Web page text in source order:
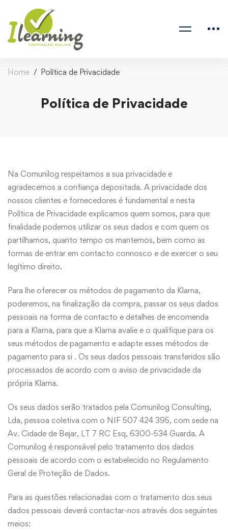
Home Política de Privacidade
Política de Privacidade
Na Comunilog respeitamos a sua privacidade e
agradecemos a confiança depositada. A privacidade dos
nossos clientes e fornecedores é fundamental e nesta
Política de Privacidade explicamos quem somos, para que
finalidade podemos utilizar os seus dados e com quem os
partilhamos, quanto tempo os mantemos, bem como as
formas de entrar em contacto connosco e de exercer o seu
legítimo direito.
Para lhe oferecer os métodos de pagamento da Klarna,
poderemos, na finalização da compra, passar os seus dados
pessoais na forma de contacto e detalhes de encomenda
para a Klarna, para que a Klarna avalie e o qualifique para os
seus métodos de pagamento e adapte esses métodos de
pagamento para si . Os seus dados pessoais transferidos são
processados ​​de acordo com o aviso de privacidade da
própria Klarna.
Os seus dados serão tratados pela Comunilog Consulting,
Lda, pessoa coletiva com o NIF 507 424 395, com sede na
Av. Cidade de Bejar, LT 7 RC Esq, 6300-534 Guarda. A
Comunilog é responsável pelo tratamento dos dados
pessoais de acordo com o estabelecido no Regulamento
Geral de Proteção de Dados.
Para as questões relacionadas com o tratamento dos seus
dados pessoais deverá contactar-nos através dos seguintes
meios: